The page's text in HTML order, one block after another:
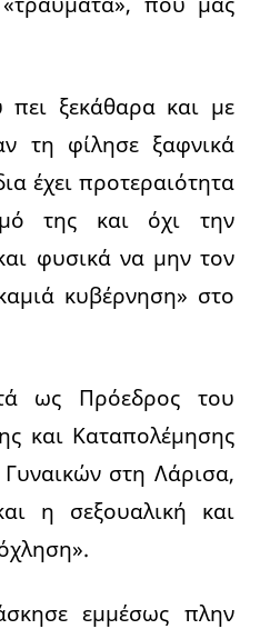
ξεκάθαρα και με
τη φίλησε ξαφνικά
έχει προτεραιότητα
της και όχι την
φυσικά να μην τον
κυβέρνηση» στο
ως Πρόεδρος του
και Καταπολέμησης
στη Λάρισα,
η σεξουαλική και
εμμέσως πλην